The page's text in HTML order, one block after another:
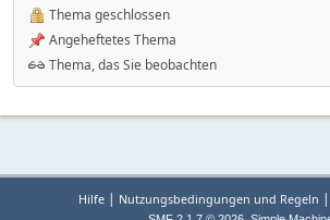
Thema geschlossen
Angeheftetes Thema
Thema, das Sie beobachten
Hilfe | Nutzungsbedingungen und Regeln |